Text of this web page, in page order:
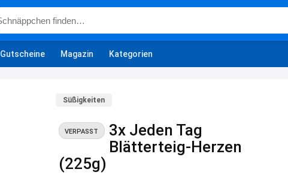
Gutscheine Magazin Kategorien
Süßigkeiten
VERPASST
3x Jeden Tag
Blätterteig-Herzen
(225g)